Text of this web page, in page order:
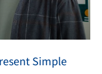
Simple